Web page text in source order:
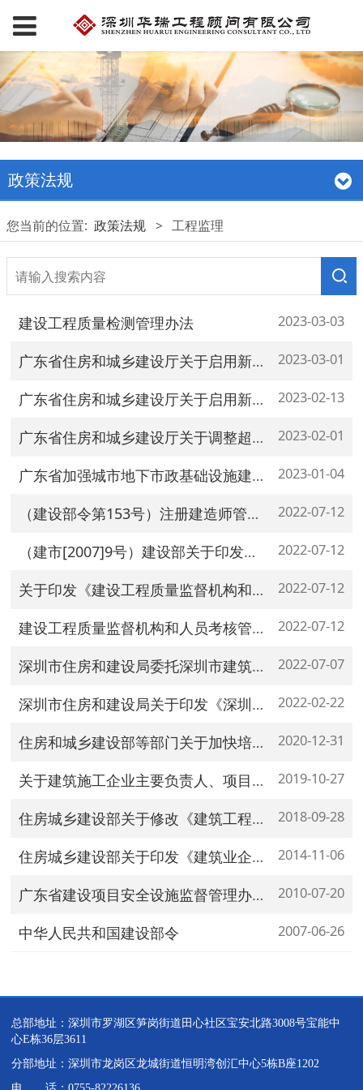
政策法规
您当前的位置: 政策法规 > 工程监理
建设工程质量检测管理办法 2023-03-03
广东省住房和城乡建设厅关于启用新版建筑施工企业 安全生产管理人员考核合格证书电子证照的通知 2023-03-01
广东省住房和城乡建设厅关于启用新版建筑施工企业 安全生产管理人员考核合格证书电子证照的通知 2023-02-13
广东省住房和城乡建设厅关于调整超限高层建筑工程 抗震设防审批有关事项的通知 2023-02-01
广东省加强城市地下市政基础设施建设工作领导小组办公室关于 印发《广东省地下市政基础设施隐患排查技术导则》的通知 2023-01-04
（建设部令第153号）注册建造师管理规定 2022-07-12
（建市[2007]9号）建设部关于印发《建筑市场诚信行为信息管理办法》的通知 2022-07-12
关于印发《建设工程质量监督机构和人员考核管理办法》的通知 建质[2007]184号 2022-07-12
建设工程质量监督机构和人员考核管理办法 2022-07-12
深圳市住房和建设局委托深圳市建筑工程质量安全监督总站行政执法主体公告 2022-07-07
深圳市住房和建设局关于印发《深圳市规范项目经理和项目总监理工程师任职行为的若干规定》的通知 2022-02-22
住房和城乡建设部等部门关于加快培育 新时代建筑产业工人队伍的指导意见 2020-12-31
关于建筑施工企业主要负责人、项目负责人和专职安全生产管理人员安全生产考核合格证书延期工作的指导意见 建质 2019-10-27
住房城乡建设部关于修改《建筑工程施工许可管理办法》的决定 2018-09-28
住房城乡建设部关于印发《建筑业企业资质标准》的通知 2014-11-06
广东省建设项目安全设施监督管理办法 2010-07-20
中华人民共和国建设部令 2007-06-26
总部地址：深圳市罗湖区笋岗街道田心社区宝安北路3008号宝能中
心E栋36层3611
分部地址：深圳市龙岗区龙城街道恒明湾创汇中心5栋B座1202
电 话：0755-82226136